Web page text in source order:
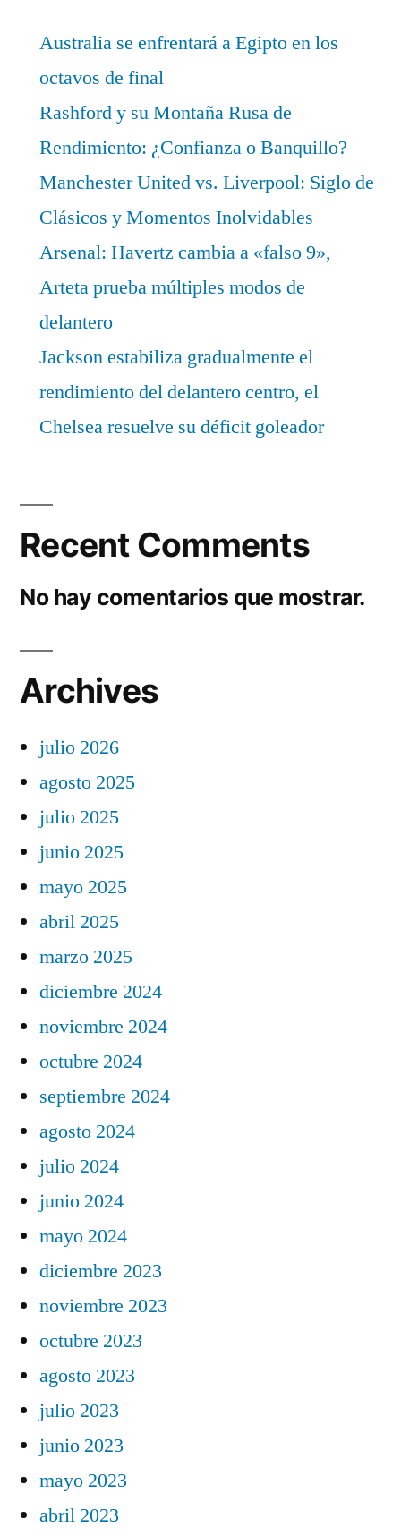
Australia se enfrentará a Egipto en los
octavos de final
Rashford y su Montaña Rusa de
Rendimiento: ¿Confianza o Banquillo?
Manchester United vs. Liverpool: Siglo de
Clásicos y Momentos Inolvidables
Arsenal: Havertz cambia a «falso 9»,
Arteta prueba múltiples modos de
delantero
Jackson estabiliza gradualmente el
rendimiento del delantero centro, el
Chelsea resuelve su déficit goleador
Recent Comments
No hay comentarios que mostrar.
Archives
julio 2026
agosto 2025
julio 2025
junio 2025
mayo 2025
abril 2025
marzo 2025
diciembre 2024
noviembre 2024
octubre 2024
septiembre 2024
agosto 2024
julio 2024
junio 2024
mayo 2024
diciembre 2023
noviembre 2023
octubre 2023
agosto 2023
julio 2023
junio 2023
mayo 2023
abril 2023